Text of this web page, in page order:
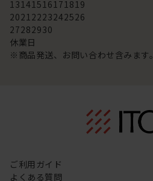
13141516171819
20212223242526
27282930
休業日
※商品発送、お問い合わせ含みます。
ご利用ガイド
よくある質問